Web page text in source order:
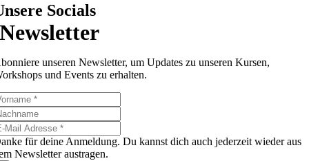
Socials
Newsletter
unseren Newsletter, um Updates zu unseren Kursen,
und Events zu erhalten.
für deine Anmeldung. Du kannst dich auch jederzeit wieder aus
Newsletter austragen.